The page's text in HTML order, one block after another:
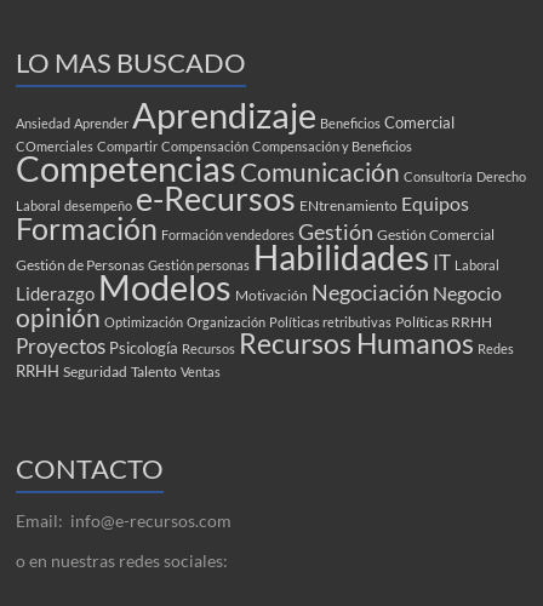
LO MAS BUSCADO
Ansiedad Aprender Aprendizaje Beneficios Comercial
COmerciales Compartir Compensación Compensación y Beneficios
Competencias Comunicación Consultoría Derecho
Laboral desempeño e-Recursos ENtrenamiento Equipos
Formación Formación vendedores Gestión Gestión Comercial
Gestión de Personas Gestión personas Habilidades IT Laboral
Liderazgo Modelos Motivación Negociación Negocio
opinión Optimización Organización Políticas retributivas Políticas RRHH
Proyectos Psicología Recursos Recursos Humanos Redes
RRHH Seguridad Talento Ventas
CONTACTO
Email: info@e-recursos.com
o en nuestras redes sociales: